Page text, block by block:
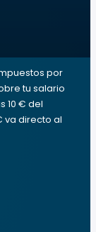
por
tu salario
10 € del
va directo al